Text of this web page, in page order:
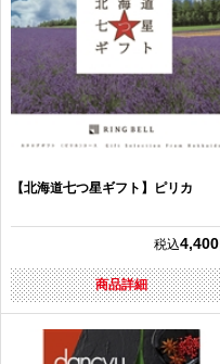
【北海道七つ星ギフト】ピリカ
税込4,400
商品詳細